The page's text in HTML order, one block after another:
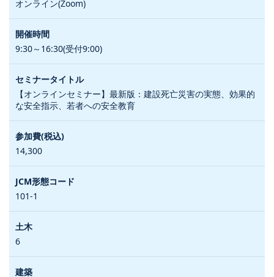
オンライン(Zoom)
9:30～16:30(受付9:00)
【オンラインセミナー】最新版：建設死亡災害の実態、効果的
な安全指示、若者への安全教育
14,300
101-1
6